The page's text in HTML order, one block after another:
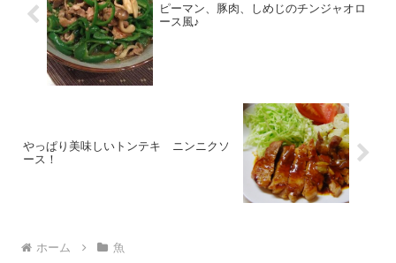
ピーマン、豚肉、しめじのチンジャオロ
ース風♪
やっぱり美味しいトンテキ ニンニクソ
ース！
ホーム 魚